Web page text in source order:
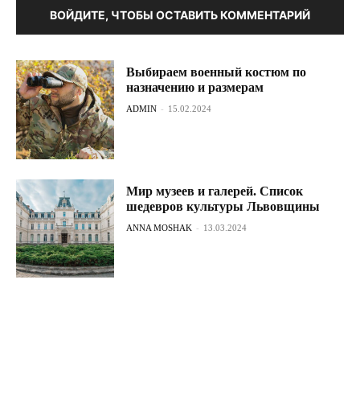
ВОЙДИТЕ, ЧТОБЫ ОСТАВИТЬ КОММЕНТАРИЙ
Выбираем военный костюм по
назначению и размерам
ADMIN - 15.02.2024
Мир музеев и галерей. Список
шедевров культуры Львовщины
ANNA MOSHAK - 13.03.2024